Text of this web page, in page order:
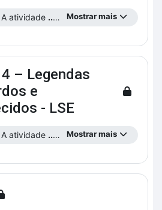
Mostrar mais
atividade ...preencha o Perfil do Estudante!
– Legendas
e
- LSE
Mostrar mais
atividade ...preencha o Perfil do Estudante!